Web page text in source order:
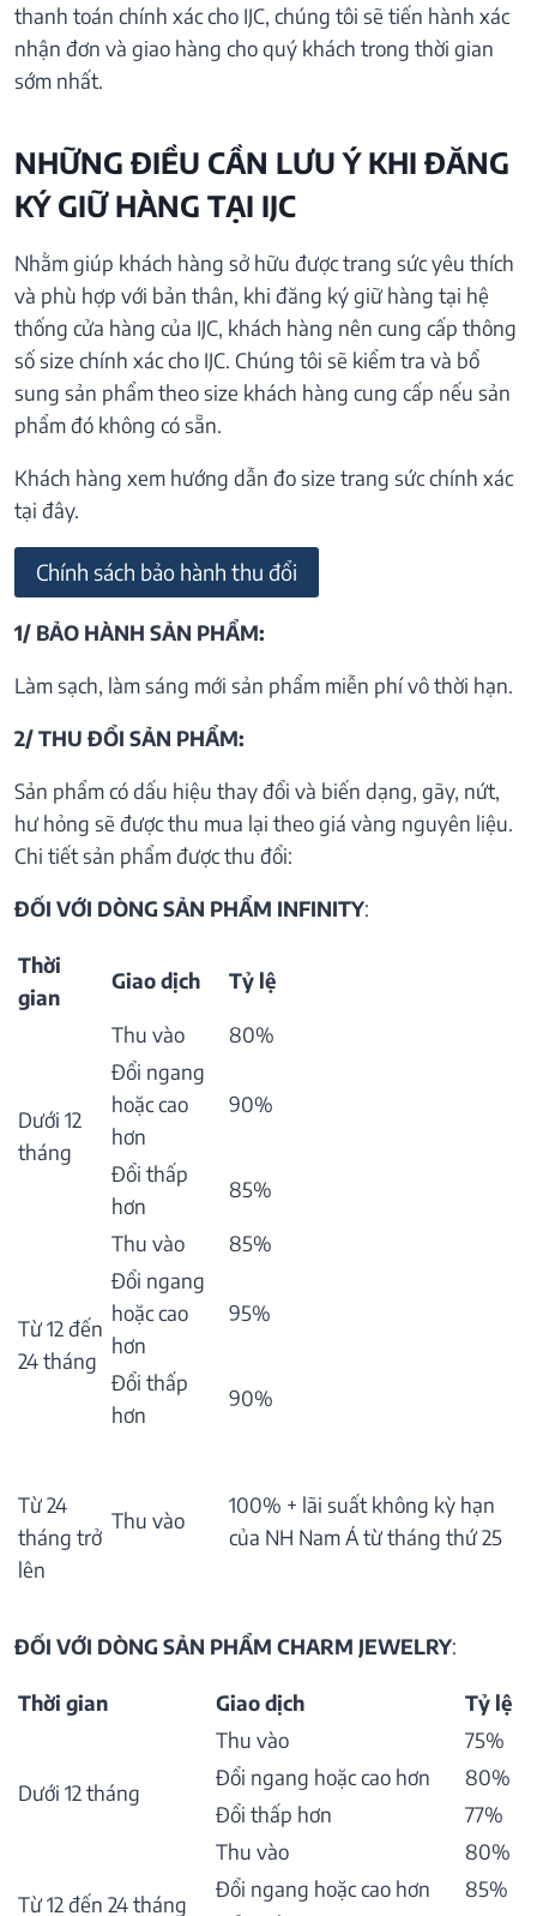
thanh toán chính xác cho IJC, chúng tôi sẽ tiến hành xác
nhận đơn và giao hàng cho quý khách trong thời gian
sớm nhất.
NHỮNG ĐIỀU CẦN LƯU Ý KHI ĐĂNG
KÝ GIỮ HÀNG TẠI IJC
Nhằm giúp khách hàng sở hữu được trang sức yêu thích
và phù hợp với bản thân, khi đăng ký giữ hàng tại hệ
thống cửa hàng của IJC, khách hàng nên cung cấp thông
số size chính xác cho IJC. Chúng tôi sẽ kiểm tra và bổ
sung sản phẩm theo size khách hàng cung cấp nếu sản
phẩm đó không có sẵn.
Khách hàng xem hướng dẫn đo size trang sức chính xác
tại đây.
Chính sách bảo hành thu đổi
1/ BẢO HÀNH SẢN PHẨM:
Làm sạch, làm sáng mới sản phẩm miễn phí vô thời hạn.
2/ THU ĐỔI SẢN PHẨM:
Sản phẩm có dấu hiệu thay đổi và biến dạng, gãy, nứt,
hư hỏng sẽ được thu mua lại theo giá vàng nguyên liệu.
Chi tiết sản phẩm được thu đổi:
ĐỐI VỚI DÒNG SẢN PHẨM INFINITY:
Thời
gian
Giao dịch Tỷ lệ
Dưới 12
tháng
Thu vào
80%
Đổi ngang
hoặc cao
hơn
90%
Đổi thấp
hơn
85%
Từ 12 đến
24 tháng
Thu vào
85%
Đổi ngang
hoặc cao
hơn
95%
Đổi thấp
hơn
90%
Từ 24
tháng trở
lên
Thu vào
100% + lãi suất không kỳ hạn
của NH Nam Á từ tháng thứ 25
ĐỐI VỚI DÒNG SẢN PHẨM CHARM JEWELRY:
Thời gian Giao dịch Tỷ lệ
Dưới 12 tháng
Thu vào
75%
Đổi ngang hoặc cao hơn
80%
Đổi thấp hơn
77%
Từ 12 đến 24 tháng
Thu vào
80%
Đổi ngang hoặc cao hơn
85%